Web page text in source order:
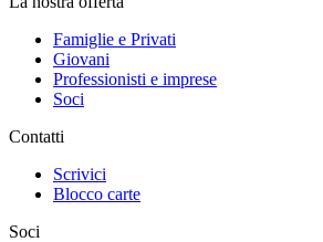
Famiglie e Privati
Giovani
Professionisti e imprese
Soci
Contatti
Scrivici
Blocco carte
Soci